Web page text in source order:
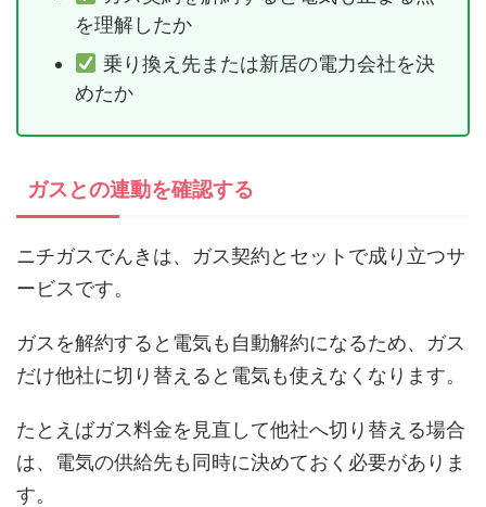
を理解したか
乗り換え先または新居の電力会社を決
めたか
ガスとの連動を確認する
ニチガスでんきは、ガス契約とセットで成り立つサ
ービスです。
ガスを解約すると電気も自動解約になるため、ガス
だけ他社に切り替えると電気も使えなくなります。
たとえばガス料金を見直して他社へ切り替える場合
は、電気の供給先も同時に決めておく必要がありま
す。